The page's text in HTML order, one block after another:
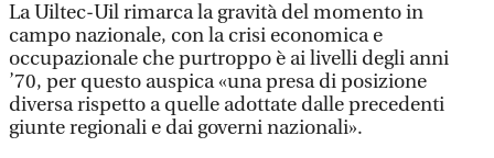
La Uiltec-Uil rimarca la gravità del momento in
campo nazionale, con la crisi economica e
occupazionale che purtroppo è ai livelli degli anni
’70, per questo auspica «una presa di posizione
diversa rispetto a quelle adottate dalle precedenti
giunte regionali e dai governi nazionali».